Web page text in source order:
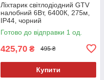
Ліхтарик світлодіодний GTV
налобний 6Вт, 6400К, 275м,
IP44, чорний
Готово до відправки 1 од.
425,70 ₴ 495 ₴
Купити